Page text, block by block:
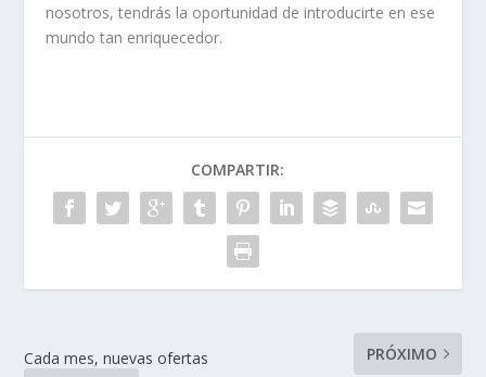
nosotros, tendrás la oportunidad de introducirte en ese
mundo tan enriquecedor.
COMPARTIR:
Cada mes, nuevas ofertas
PRÓXIMO